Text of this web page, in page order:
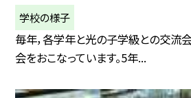
学校の様子
毎年，各学年と光の子学級との交流会
会をおこなっています。5年...